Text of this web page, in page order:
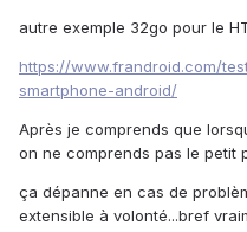
autre exemple 32go pour le
https://www.frandroid.com/
smartphone-android/
Après je comprends que
on ne comprends pas le petit
ça dépanne en cas de
extensible à volonté...bref